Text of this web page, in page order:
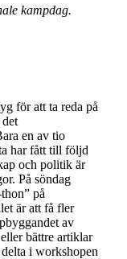
kampdag.
för att ta reda på
en av tio
har fått till följd
och politik är
På söndag
på
är att få fler
av
bättre artiklar
i workshopen